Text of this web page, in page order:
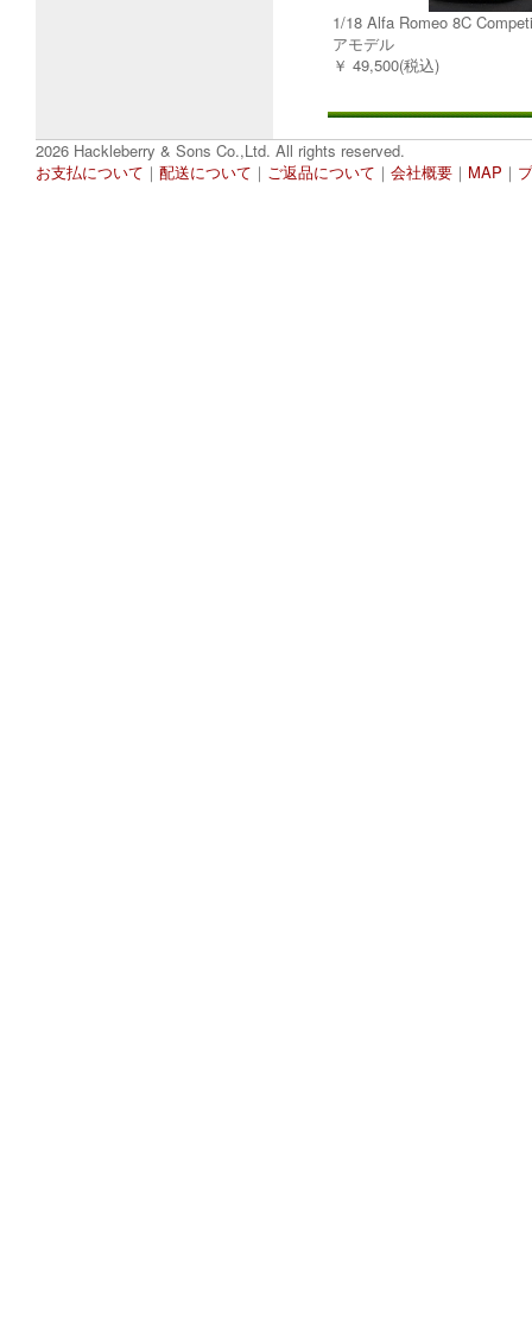
1/18 Alfa Romeo 8C
アモデル
￥ 49,500(税込)
2026 Hackleberry & Sons Co.,Ltd. All rights reserved.
お支払について ｜ 配送について ｜ ご返品について ｜ 会社概要 ｜ MAP ｜